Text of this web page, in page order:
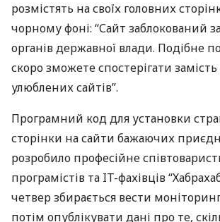
розмістять на своїх головних
чорному фоні: “Сайт заблокований
органів державної влади. Подібне
скоро зможете спостерігати замість
улюблених сайтів”.
Програмний код для установки
сторінки на сайти бажаючих
розробило професійне
програмістів та IT-фахівців
четвер збирається вести моніторинг
потім опублікувати дані про те,